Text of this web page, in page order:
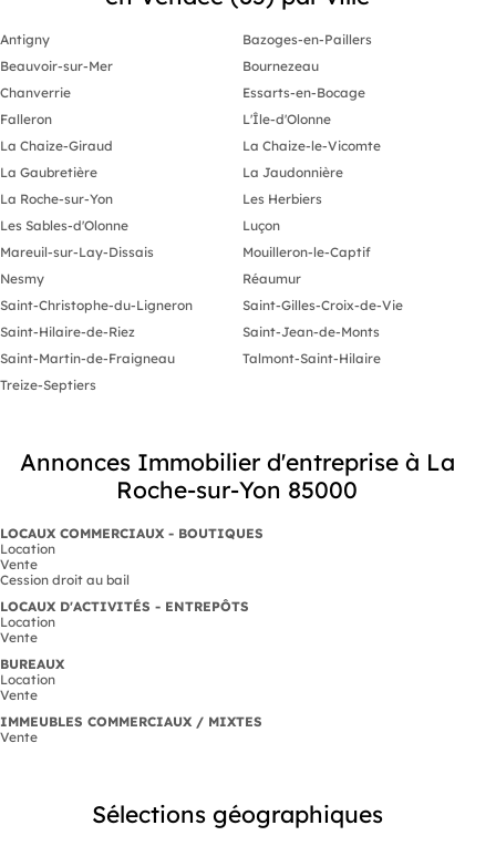
Antigny
Bazoges-en-Paillers
Beauvoir-sur-Mer
Bournezeau
Chanverrie
Essarts-en-Bocage
Falleron
L'Île-d'Olonne
La Chaize-Giraud
La Chaize-le-Vicomte
La Gaubretière
La Jaudonnière
La Roche-sur-Yon
Les Herbiers
Les Sables-d'Olonne
Luçon
Mareuil-sur-Lay-Dissais
Mouilleron-le-Captif
Nesmy
Réaumur
Saint-Christophe-du-Ligneron
Saint-Gilles-Croix-de-Vie
Saint-Hilaire-de-Riez
Saint-Jean-de-Monts
Saint-Martin-de-Fraigneau
Talmont-Saint-Hilaire
Treize-Septiers
Annonces Immobilier d'entreprise à La
Roche-sur-Yon 85000
LOCAUX COMMERCIAUX - BOUTIQUES
Location
Vente
Cession droit au bail
LOCAUX D'ACTIVITÉS - ENTREPÔTS
Location
Vente
BUREAUX
Location
Vente
IMMEUBLES COMMERCIAUX / MIXTES
Vente
Sélections géographiques